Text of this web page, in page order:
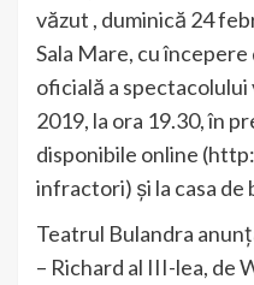
văzut , duminică 24
Sala Mare, cu
oficială a spectacolului
2019, la ora 19.30, în
disponibile online
infractori) și la casa
Teatrul Bulandra
– Richard al III-lea, de